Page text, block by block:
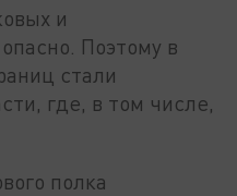
и
Поэтому в
стали
где, в том числе,
полка